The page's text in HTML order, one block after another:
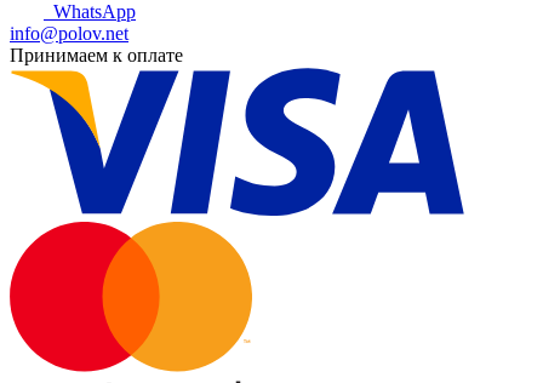
WhatsApp
info@polov.net
Принимаем к оплате